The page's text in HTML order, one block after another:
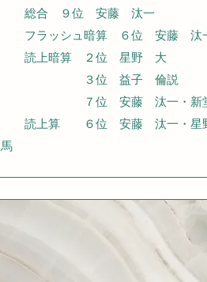
総合 ９位 安藤 汰一
フラッシュ暗算 ６位 安藤
読上暗算 ２位 星野 大
３位 益子 倫説
７位 安藤 汰一・新堂
読上算 ６位 安藤 汰一・星
馬